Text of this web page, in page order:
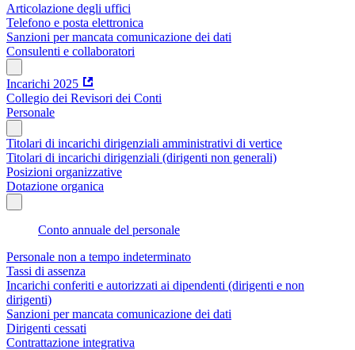
Articolazione degli uffici
Telefono e posta elettronica
Sanzioni per mancata comunicazione dei dati
Consulenti e collaboratori
Incarichi 2025
Collegio dei Revisori dei Conti
Personale
Titolari di incarichi dirigenziali amministrativi di vertice
Titolari di incarichi dirigenziali (dirigenti non generali)
Posizioni organizzative
Dotazione organica
Conto annuale del personale
Personale non a tempo indeterminato
Tassi di assenza
Incarichi conferiti e autorizzati ai dipendenti (dirigenti e non
dirigenti)
Sanzioni per mancata comunicazione dei dati
Dirigenti cessati
Contrattazione integrativa